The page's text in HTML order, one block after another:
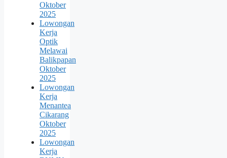
Oktober
2025
Lowongan
Kerja
Optik
Melawai
Balikpapan
Oktober
2025
Lowongan
Kerja
Menantea
Cikarang
Oktober
2025
Lowongan
Kerja